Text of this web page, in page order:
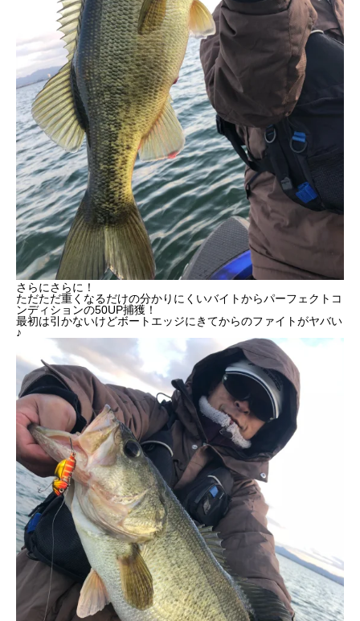
さらにさらに！
ただただ重くなるだけの分かりにくいバイトからパーフェクトコ
ンディションの50UP捕獲！
最初は引かないけどボートエッジにきてからのファイトがヤバい
♪